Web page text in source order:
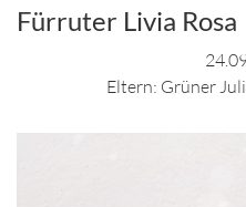
Fürruter Livia Rosa
Eltern: Grüner